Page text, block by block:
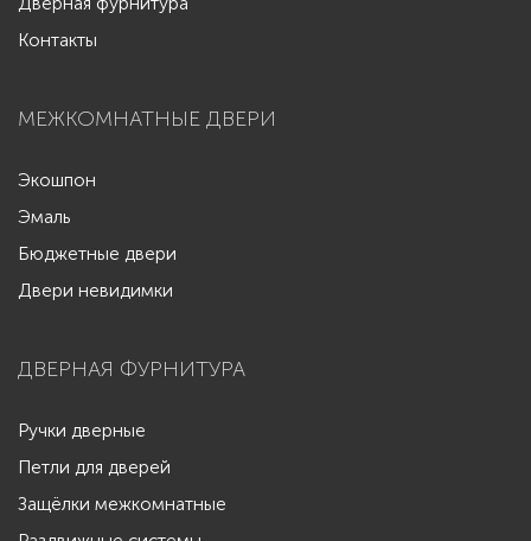
Контакты
МЕЖКОМНАТНЫЕ ДВЕРИ
Экошпон
Эмаль
Бюджетные двери
Двери невидимки
ДВЕРНАЯ ФУРНИТУРА
Ручки дверные
Петли для дверей
Защёлки межкомнатные